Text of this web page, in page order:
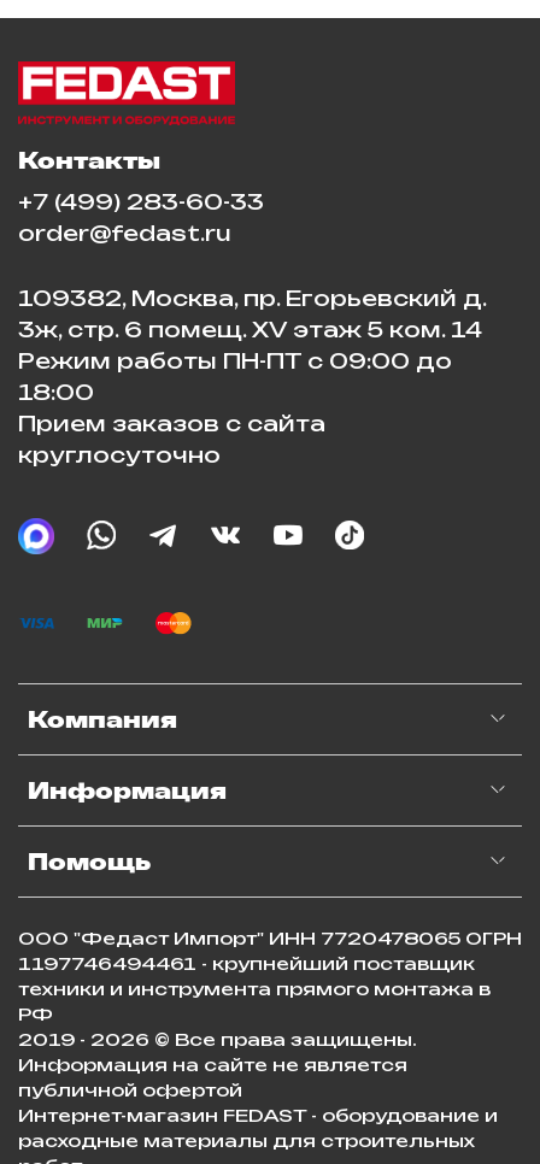
Компания
Информация
Помощь
Контакты
+7 (499) 283-60-33
order@fedast.ru
109382, Москва, пр. Егорьевский д.
3ж, стр. 6 помещ. XV этаж 5 ком. 14
Режим работы ПН-ПТ с 09:00 до
18:00
Прием заказов с сайта
круглосуточно
ООО "Федаст Импорт" ИНН 7720478065 ОГРН
1197746494461 - крупнейший поставщик
техники и инструмента прямого монтажа в
РФ
2019 - 2026 © Все права защищены.
Информация на сайте не является
публичной офертой
Интернет-магазин FEDAST - оборудование и
расходные материалы для строительных